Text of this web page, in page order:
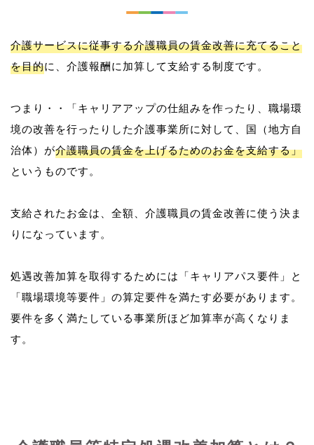
介護サービスに従事する介護職員の賃金改善に充てること
を目的に、介護報酬に加算して支給する制度です。
つまり・・「キャリアアップの仕組みを作ったり、職場環
境の改善を行ったりした介護事業所に対して、国（地方自
治体）が介護職員の賃金を上げるためのお金を支給する」
というものです。
支給されたお金は、全額、介護職員の賃金改善に使う決ま
りになっています。
処遇改善加算を取得するためには「キャリアパス要件」と
「職場環境等要件」の算定要件を満たす必要があります。
要件を多く満たしている事業所ほど加算率が高くなりま
す。